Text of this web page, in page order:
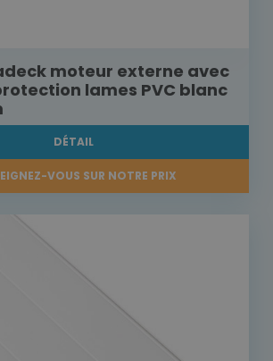
moteur externe avec
lames PVC blanc
DÉTAIL
VOUS SUR NOTRE PRIX